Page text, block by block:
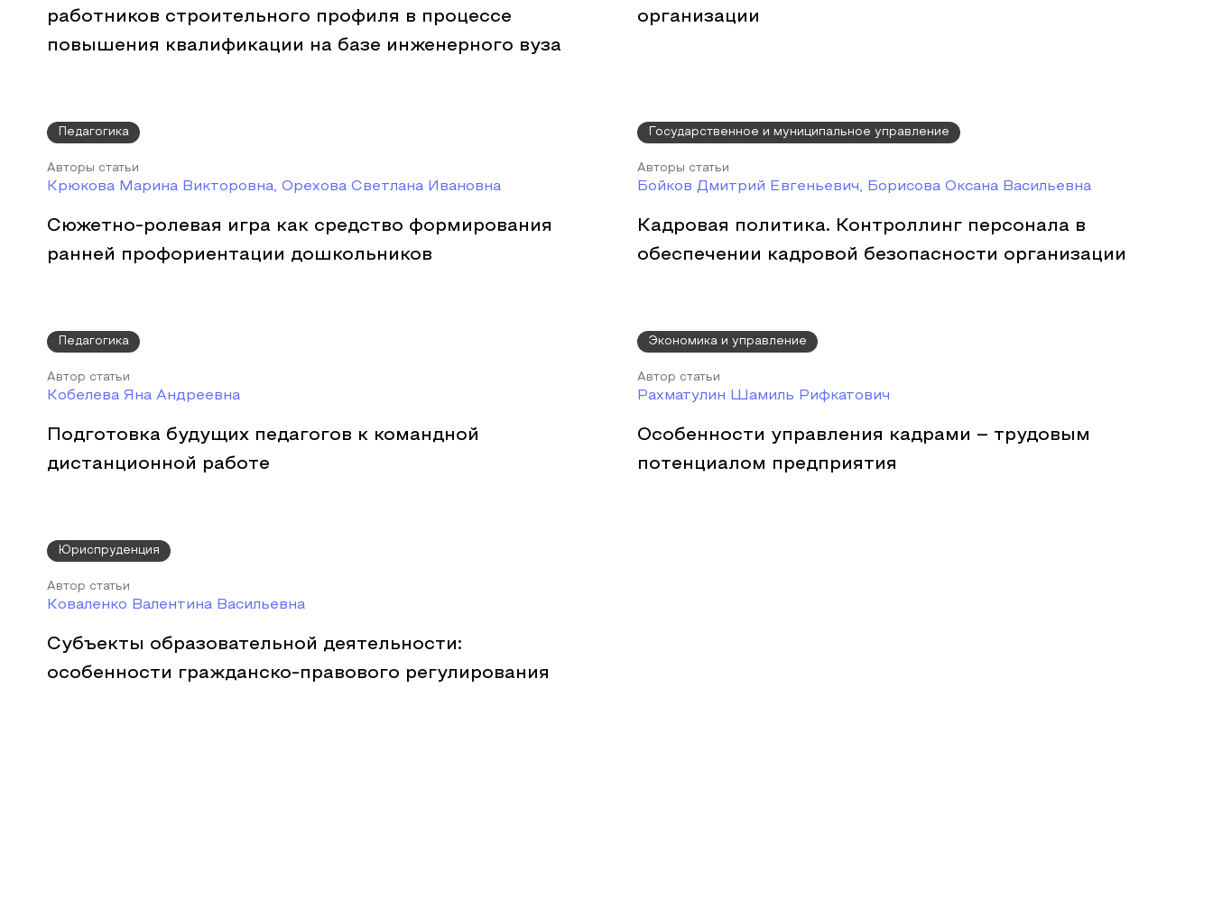
работников строительного профиля в процессе
повышения квалификации на базе инженерного вуза
организации
Педагогика
Авторы статьи
Крюкова Марина Викторовна, Орехова Светлана Ивановна
Сюжетно-ролевая игра как средство формирования
ранней профориентации дошкольников
Государственное и муниципальное управление
Авторы статьи
Бойков Дмитрий Евгеньевич, Борисова Оксана Васильевна
Кадровая политика. Контроллинг персонала в
обеспечении кадровой безопасности организации
Педагогика
Автор статьи
Кобелева Яна Андреевна
Подготовка будущих педагогов к командной
дистанционной работе
Экономика и управление
Автор статьи
Рахматулин Шамиль Рифкатович
Особенности управления кадрами – трудовым
потенциалом предприятия
Юриспруденция
Автор статьи
Коваленко Валентина Васильевна
Субъекты образовательной деятельности:
особенности гражданско-правового регулирования